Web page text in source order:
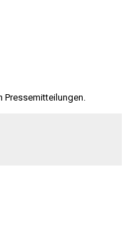
Pressemitteilungen.